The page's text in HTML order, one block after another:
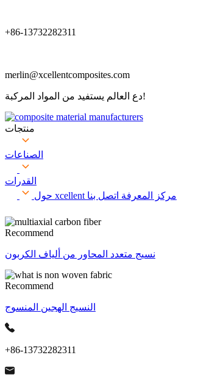
+86-13732282311
merlin@xcellentcomposites.com
دع العالم يستفيد من المواد المركبة!
منتجات
الصناعات
القدرات
حول xcellent
مركز المعرفة اتصل بنا
Recommend
نسيج متعدد المحاور من ألياف الكربون
Recommend
النسيج الهجين المنسوج
+86-13732282311